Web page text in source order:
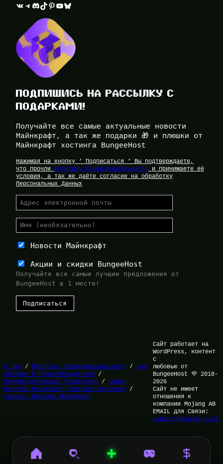
ВКонтакте Telegram Discord TikTok Pinterest YouTube Bluesky
ПОДПИШИСЬ НА РАССЫЛКУ С
ПОДАРКАМИ!
Получайте все самые актуальные новости
Майнкрафт, а так же подарки 🎁 и плюшки от
Майнкрафт хостинга BungeeHost
Нажимая на кнопку ‘ Подписаться ‘ Вы подтверждаете,
что прочли Политику Конфиденциальности и принимаете её
условия, а так же даёте согласие на обработку
Персональных Данных
Новости Майнкрафт
Акции и скидки BungeeHost
Получайте все самые лучшие предложения от
BungeeHost в 1 месте!
О Нас / Политика Конфиденциальности / Для
Авторов и Правообладателей /
Рекомендательные Технологии / Найти
игроков Майнкрафт (Каталог Игроков) /
Скачать Плагины Майнкрафт
Сайт работает на
WordPress, контент
с
любовью от
BungeeHost 💜 2018-
2026
Сайт не имеет
отношения к
компании Mojang AB
EMAIL для Связи:
support@bungee.host